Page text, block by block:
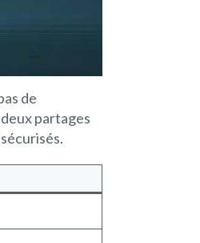
de
partages